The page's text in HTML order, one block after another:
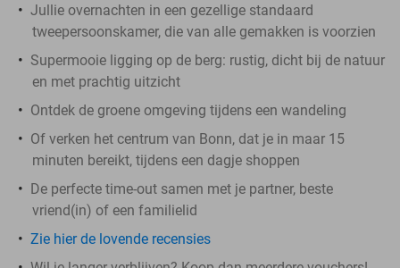
Jullie overnachten in een gezellige standaard
tweepersoonskamer, die van alle gemakken is voorzien
Supermooie ligging op de berg: rustig, dicht bij de natuur
en met prachtig uitzicht
Ontdek de groene omgeving tijdens een wandeling
Of verken het centrum van Bonn, dat je in maar 15
minuten bereikt, tijdens een dagje shoppen
De perfecte time-out samen met je partner, beste
vriend(in) of een familielid
Zie hier de lovende recensies